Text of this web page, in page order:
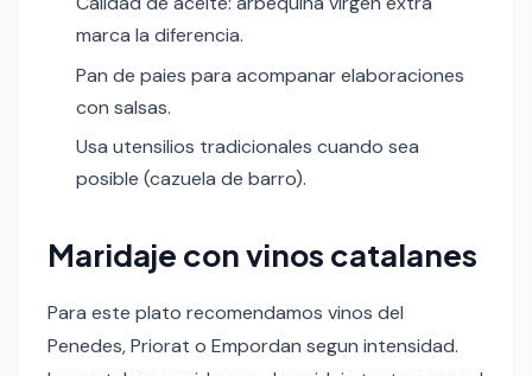
marca la diferencia.
Pan de paies para acompanar elaboraciones
con salsas.
Usa utensilios tradicionales cuando sea
posible (cazuela de barro).
Maridaje con vinos catalanes
Para este plato recomendamos vinos del
Penedes, Priorat o Empordan segun intensidad.